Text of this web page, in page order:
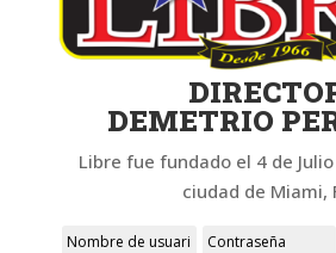
DEMETRIO
Libre fue fundado el 4 de
ciudad de Miami,